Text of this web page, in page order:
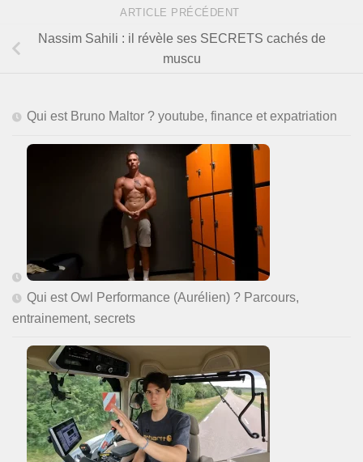
ARTICLE PRÉCÉDENT
Nassim Sahili : il révèle ses SECRETS cachés de
muscu
Qui est Bruno Maltor ? youtube, finance et expatriation
Qui est Owl Performance (Aurélien) ? Parcours,
entrainement, secrets